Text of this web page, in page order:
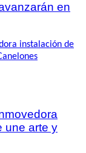
en
une arte y